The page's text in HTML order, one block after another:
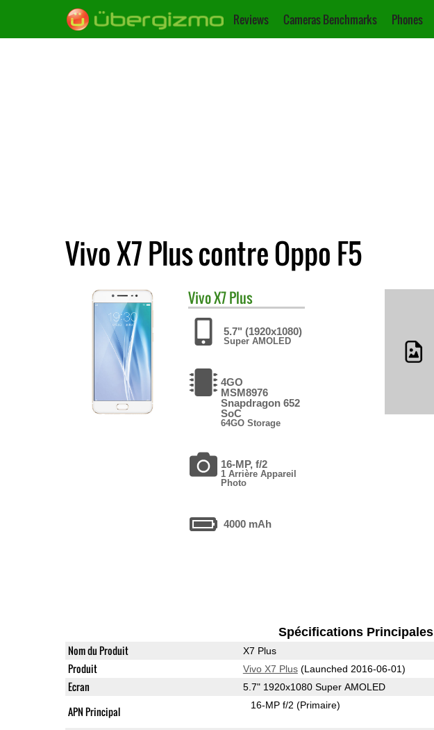
Reviews Cameras Benchmarks Phones
Vivo X7 Plus contre Oppo F5
VivoX7 Plus
5.7" (1920x1080)
Super AMOLED
4GO
MSM8976
Snapdragon 652
SoC
64GO Storage
16-MP, f/2
1 Arrière Appareil
Photo
4000 mAh
Spécifications Principales
Nom du Produit X7 Plus
Produit Vivo X7 Plus(Launched 2016-06-01)
Ecran 5.7" 1920x1080 Super AMOLED
APN Principal 16-MP f/2(Primaire)